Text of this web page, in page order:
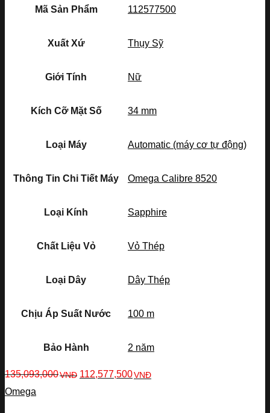
Mã Sản Phẩm 112577500
Xuất Xứ Thụy Sỹ
Giới Tính Nữ
Kích Cỡ Mặt Số 34 mm
Loại Máy Automatic (máy cơ tự động)
Thông Tin Chi Tiết Máy Omega Calibre 8520
Loại Kính Sapphire
Chất Liệu Vỏ Vỏ Thép
Loại Dây Dây Thép
Chịu Áp Suất Nước 100 m
Bảo Hành 2 năm
135,093,000VNĐ 112,577,500VNĐ
Omega